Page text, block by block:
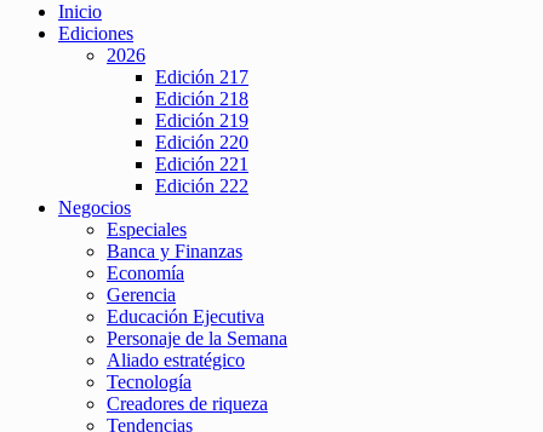
Inicio
Ediciones
2026
Edición 217
Edición 218
Edición 219
Edición 220
Edición 221
Edición 222
Negocios
Especiales
Banca y Finanzas
Economía
Gerencia
Educación Ejecutiva
Personaje de la Semana
Aliado estratégico
Tecnología
Creadores de riqueza
Tendencias